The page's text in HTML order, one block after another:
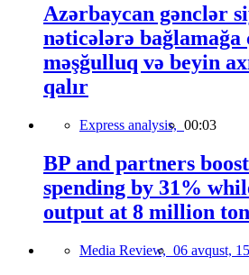
Azərbaycan gənclər
nəticələrə bağlamağa
məşğulluq və beyin
qalır
Express analysis, 00:03
BP and partners
spending by 31%
output at 8 million
Media Review, 06 avqust,